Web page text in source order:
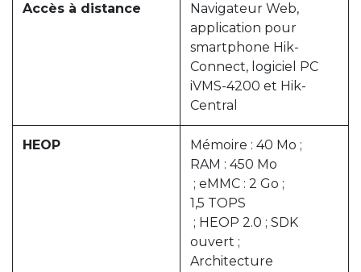
Accès à distance
Navigateur Web,
application pour
smartphone Hik-
Connect, logiciel PC
iVMS-4200 et Hik-
Central
HEOP
Mémoire : 40 Mo ;
RAM : 450 Mo
; eMMC : 2 Go ;
1,5 TOPS
; HEOP 2.0 ; SDK
ouvert ;
Architecture